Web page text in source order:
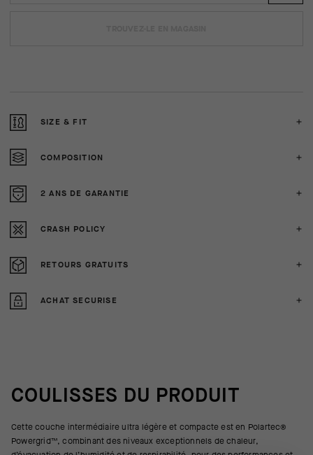
SIZE & FIT
COMPOSITION
2 ANS DE GARANTIE
CRASH POLICY
RETOURS GRATUITS
ACHAT SECURISE
COULISSES DU PRODUIT
Cette couche intermédiaire ultra légère et compacte est en Polartec®
Powergrid™, combinant des niveaux exceptionnels de chaleur,